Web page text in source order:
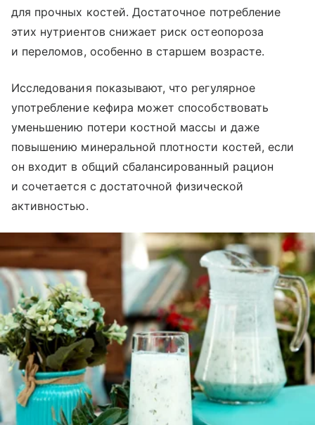
для прочных костей. Достаточное потребление
этих нутриентов снижает риск остеопороза
и переломов, особенно в старшем возрасте.
Исследования показывают, что регулярное
употребление кефира может способствовать
уменьшению потери костной массы и даже
повышению минеральной плотности костей, если
он входит в общий сбалансированный рацион
и сочетается с достаточной физической
активностью.